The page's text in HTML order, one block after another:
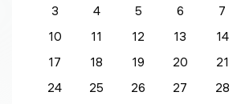
3
4 5 6 7
10
11 12 13 14
17
18 19 20 21
24
25 26 27 28